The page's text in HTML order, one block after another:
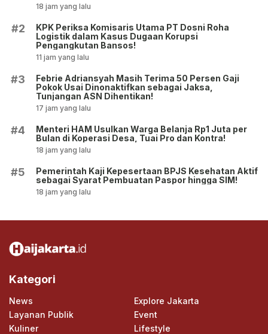
18 jam yang lalu
#2
KPK Periksa Komisaris Utama PT Dosni Roha
Logistik dalam Kasus Dugaan Korupsi
Pengangkutan Bansos!
11 jam yang lalu
#3
Febrie Adriansyah Masih Terima 50 Persen Gaji
Pokok Usai Dinonaktifkan sebagai Jaksa,
Tunjangan ASN Dihentikan!
17 jam yang lalu
#4
Menteri HAM Usulkan Warga Belanja Rp1 Juta per
Bulan di Koperasi Desa, Tuai Pro dan Kontra!
18 jam yang lalu
#5
Pemerintah Kaji Kepesertaan BPJS Kesehatan Aktif
sebagai Syarat Pembuatan Paspor hingga SIM!
18 jam yang lalu
Kategori
News
Explore Jakarta
Layanan Publik
Event
Kuliner
Lifestyle